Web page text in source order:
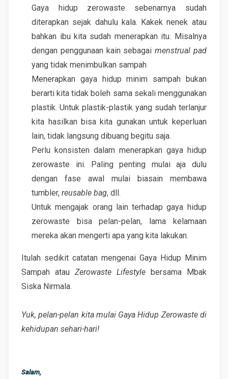
Gaya hidup zerowaste sebenarnya sudah
diterapkan sejak dahulu kala. Kakek nenek atau
bahkan ibu kita sudah menerapkan itu. Misalnya
dengan penggunaan kain sebagaimenstrual pad
yang tidak menimbulkan sampah
Menerapkan gaya hidup minim sampah bukan
berarti kita tidak boleh sama sekali menggunakan
plastik. Untuk plastik-plastik yang sudah terlanjur
kita hasilkan bisa kita gunakan untuk keperluan
lain, tidak langsung dibuang begitu saja.
Perlu konsisten dalam menerapkan gaya hidup
zerowaste ini. Paling penting mulai aja dulu
dengan fase awal mulai biasain membawa
tumbler,reusable bag, dll.
Untuk mengajak orang lain terhadap gaya hidup
zerowaste bisa pelan-pelan, lama kelamaan
mereka akan mengerti apa yang kita lakukan.
Itulah sedikit catatan mengenai Gaya Hidup Minim
Sampah atauZerowaste Lifestylebersama Mbak
Siska Nirmala.
Yuk, pelan-pelan kita mulai Gaya Hidup Zerowaste di
kehidupan sehari-hari!
Salam,